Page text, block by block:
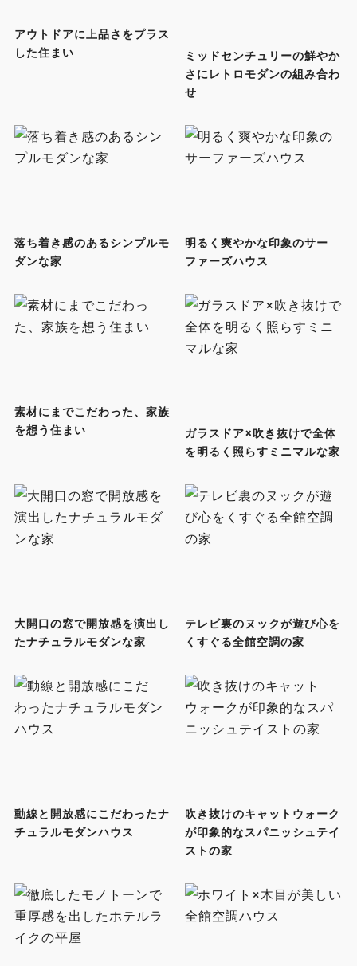
アウトドアに上品さをプラス
した住まい
ミッドセンチュリーの鮮やか
さにレトロモダンの組み合わ
せ
落ち着き感のあるシンプルモ
ダンな家
明るく爽やかな印象のサー
ファーズハウス
素材にまでこだわった、家族
を想う住まい
ガラスドア×吹き抜けで全体
を明るく照らすミニマルな家
大開口の窓で開放感を演出し
たナチュラルモダンな家
テレビ裏のヌックが遊び心を
くすぐる全館空調の家
動線と開放感にこだわったナ
チュラルモダンハウス
吹き抜けのキャットウォーク
が印象的なスパニッシュテイ
ストの家